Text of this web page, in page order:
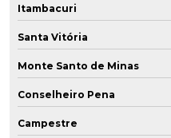
Itambacuri
Santa Vitória
Monte Santo de Minas
Conselheiro Pena
Campestre